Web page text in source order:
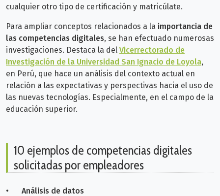
cualquier otro tipo de certificación y matricúlate.
Para ampliar conceptos relacionados a la importancia de
las competencias digitales, se han efectuado numerosas
investigaciones. Destaca la del Vicerrectorado de
Investigación de la Universidad San Ignacio de Loyola,
en Perú, que hace un análisis del contexto actual en
relación a las expectativas y perspectivas hacia el uso de
las nuevas tecnologías. Especialmente, en el campo de la
educación superior.
10 ejemplos de competencias digitales
solicitadas por empleadores
• Análisis de datos